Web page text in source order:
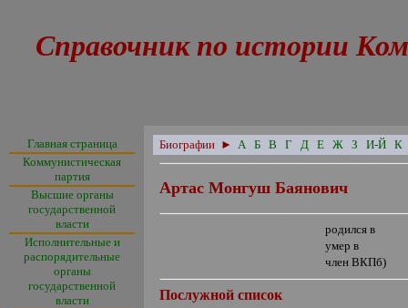
Справочник по истории
Главная страница
Коммунистическая
партия
Высшие органы
государственной
власти
Исполнительные и
распорядительные
органы
государственной
власти
Биографии ► А Б В Г Д Е Ж З И-Й К
Артас Монгуш Баянович
родился в
умер в
член ВКПб)
Послужной список